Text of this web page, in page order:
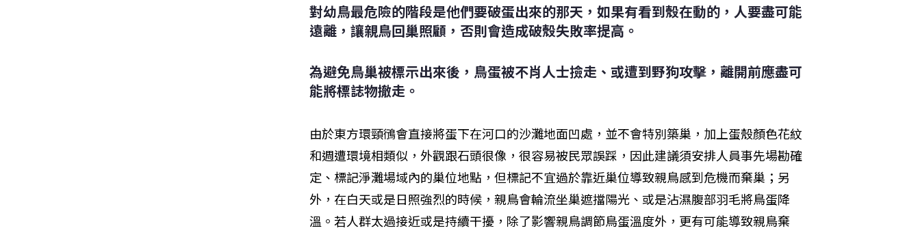
對幼鳥最危險的階段是他們要破蛋出來的那天，如果有看到殼在動的，人要盡可能
遠離，讓親鳥回巢照顧，否則會造成破殼失敗率提高。
為避免鳥巢被標示出來後，鳥蛋被不肖人士撿走、或遭到野狗攻擊，離開前應盡可
能將標誌物撤走。
由於東方環頸鴴會直接將蛋下在河口的沙灘地面凹處，並不會特別築巢，加上蛋殼顏色花紋
和週遭環境相類似，外觀跟石頭很像，很容易被民眾誤踩，因此建議須安排人員事先場勘確
定、標記淨灘場域內的巢位地點，但標記不宜過於靠近巢位導致親鳥感到危機而棄巢；另
外，在白天或是日照強烈的時候，親鳥會輪流坐巢遮擋陽光、或是沾濕腹部羽毛將鳥蛋降
溫。若人群太過接近或是持續干擾，除了影響親鳥調節鳥蛋溫度外，更有可能導致親鳥棄